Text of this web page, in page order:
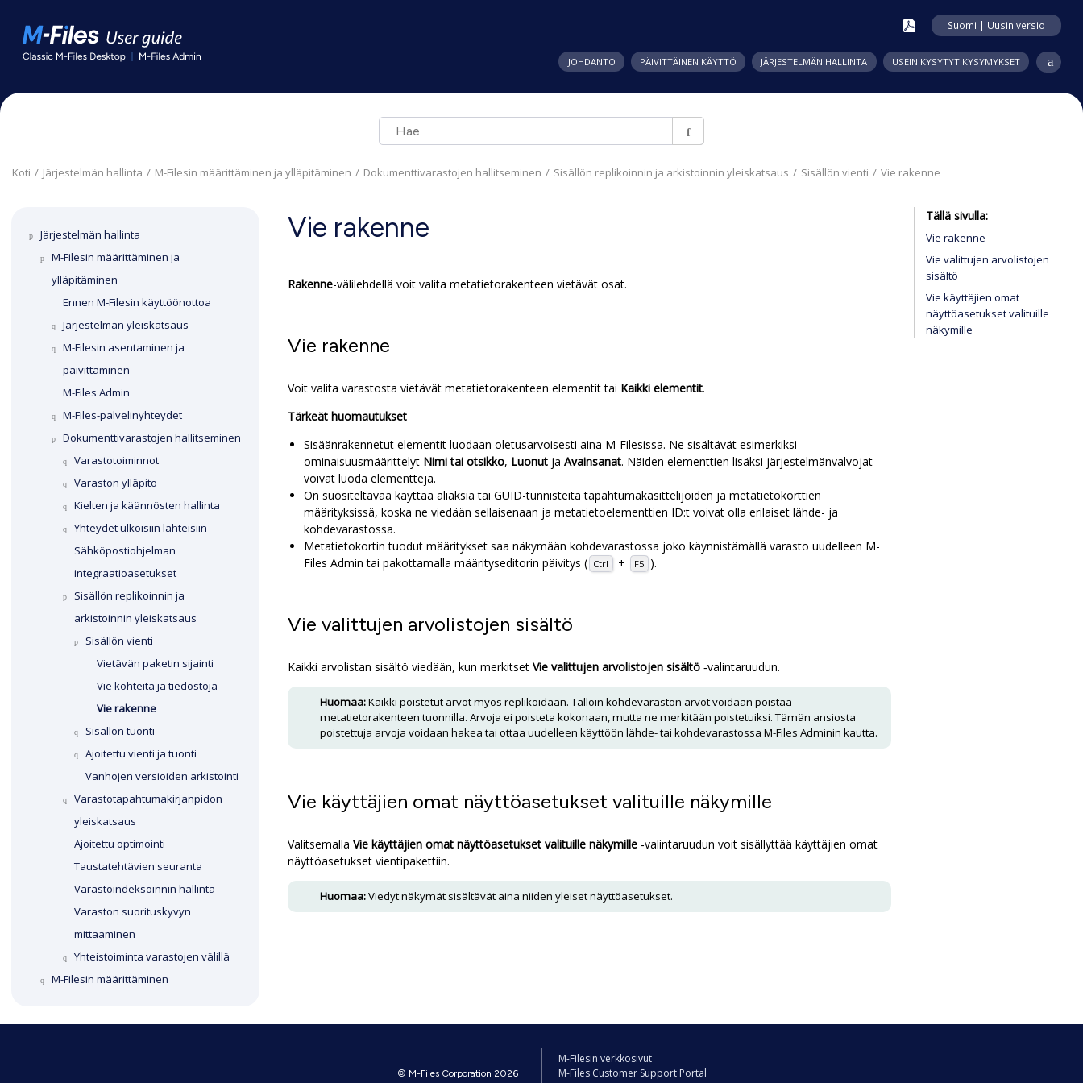
Suomi | Uusin versio
JOHDANTO PÄIVITTÄINEN KÄYTTÖ JÄRJESTELMÄN HALLINTA USEIN KYSYTYT KYSYMYKSET
Koti Järjestelmän hallinta M-Filesin määrittäminen ja ylläpitäminen Dokumenttivarastojen hallitseminen Sisällön replikoinnin ja arkistoinnin yleiskatsaus Sisällön vienti Vie rakenne
Järjestelmän hallinta
M-Filesin määrittäminen ja
ylläpitäminen
Ennen M-Filesin käyttöönottoa
Järjestelmän yleiskatsaus
M-Filesin asentaminen ja
päivittäminen
M-Files Admin
M-Files-palvelinyhteydet
Dokumenttivarastojen hallitseminen
Varastotoiminnot
Varaston ylläpito
Kielten ja käännösten hallinta
Yhteydet ulkoisiin lähteisiin
Sähköpostiohjelman
integraatioasetukset
Sisällön replikoinnin ja
arkistoinnin yleiskatsaus
Sisällön vienti
Vietävän paketin sijainti
Vie kohteita ja tiedostoja
Vie rakenne
Sisällön tuonti
Ajoitettu vienti ja tuonti
Vanhojen versioiden arkistointi
Varastotapahtumakirjanpidon
yleiskatsaus
Ajoitettu optimointi
Taustatehtävien seuranta
Varastoindeksoinnin hallinta
Varaston suorituskyvyn
mittaaminen
Yhteistoiminta varastojen välillä
M-Filesin määrittäminen
Vie rakenne
Rakenne-välilehdellä voit valita metatietorakenteen vietävät osat.
Vie rakenne
Voit valita varastosta vietävät metatietorakenteen elementit tai Kaikki elementit.
Tärkeät huomautukset
Sisäänrakennetut elementit luodaan oletusarvoisesti aina M-Filesissa. Ne sisältävät esimerkiksi
ominaisuusmäärittelyt Nimi tai otsikko, Luonut ja Avainsanat. Näiden elementtien lisäksi järjestelmänvalvojat
voivat luoda elementtejä.
On suositeltavaa käyttää aliaksia tai GUID-tunnisteita tapahtumakäsittelijöiden ja metatietokorttien
määrityksissä, koska ne viedään sellaisenaan ja metatietoelementtien ID:t voivat olla erilaiset lähde- ja
kohdevarastossa.
Metatietokortin tuodut määritykset saa näkymään kohdevarastossa joko käynnistämällä varasto uudelleen M-
Files Admin tai pakottamalla määrityseditorin päivitys ( Ctrl + F5 ).
Vie valittujen arvolistojen sisältö
Kaikki arvolistan sisältö viedään, kun merkitset Vie valittujen arvolistojen sisältö ‑valintaruudun.
Huomaa:Kaikki poistetut arvot myös replikoidaan. Tällöin kohdevaraston arvot voidaan poistaa
metatietorakenteen tuonnilla. Arvoja ei poisteta kokonaan, mutta ne merkitään poistetuiksi. Tämän ansiosta
poistettuja arvoja voidaan hakea tai ottaa uudelleen käyttöön lähde- tai kohdevarastossa M-Files Adminin kautta.
Vie käyttäjien omat näyttöasetukset valituille näkymille
Valitsemalla Vie käyttäjien omat näyttöasetukset valituille näkymille ‑valintaruudun voit sisällyttää käyttäjien omat
näyttöasetukset vientipakettiin.
Huomaa:Viedyt näkymät sisältävät aina niiden yleiset näyttöasetukset.
Tällä sivulla
Vie rakenne
Vie valittujen arvolistojen
sisältö
Vie käyttäjien omat
näyttöasetukset valituille
näkymille
© M-Files Corporation 2026
M-Filesin verkkosivut
M-Files Customer Support Portal